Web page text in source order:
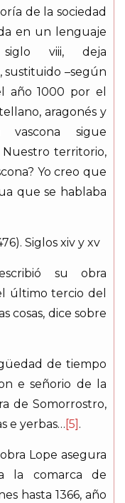
de la sociedad
en un lenguaje
viii, deja
–según
año 1000 por el
aragonés y
sigue
Nuestro territorio,
Yo creo que
que se hablaba
Siglos xiv y xv
su obra
último tercio del
cosas, dice sobre
de tiempo
e señorio de la
de Somorrostro,
e yerbas… [5] .
Lope asegura
la comarca de
hasta 1366, año